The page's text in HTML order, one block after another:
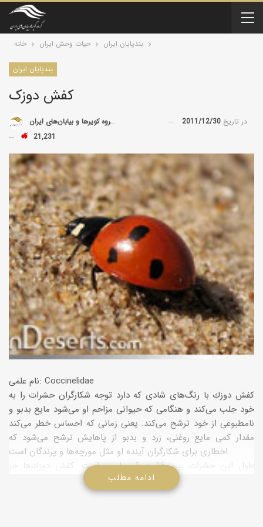
خانه حیات وحش ایران بندپایان ايران
بندپایان ايران
کفش دوزک
توسط گروه کویرها و بیابان‌های ایران در تاریخ 2011/12/30
21,231
نام علمی: Coccinelidae
كفش دوزك با رنگ‌های شادی كه دارد توجه شكارگران حشرات را به
خود جلب می‌كند و هنگامی كه حیوانی مزاحم او می‌شود مایع بدبو و
نامطبوعی از خود ترشح می‌كند. یعنی زمانی كه احساس خطر می‌كند
مقدار كمی مایع روغنی، زرد و بدبو از پاهایش ترشح می‌شود كه
اخطاری برای شكارگران آینده او مثل مورچه‌ها و پرندگان است.
طول این حشرات بین 15 – 1 میلیمتر است. كفش دوزك‌ها جز
سوسك‌ها پاكوتاه و گرد به حساب می‌آیند و دارای دو شاخك در سر
ادامه مطلب